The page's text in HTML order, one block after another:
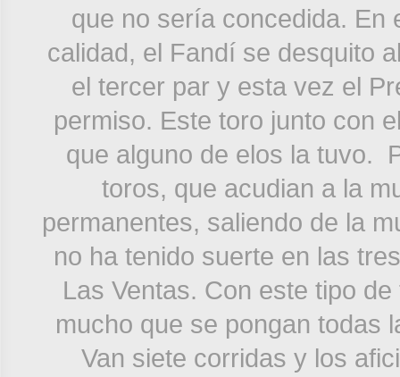
que no sería concedida. En
calidad, el Fandí se desquito
el tercer par y esta vez el
permiso. Este toro junto con
que alguno de elos la tuvo.
toros, que acudian a la
permanentes, saliendo de la
no ha tenido suerte en las
Las Ventas. Con este tipo
mucho que se pongan todas
Van siete corridas y los